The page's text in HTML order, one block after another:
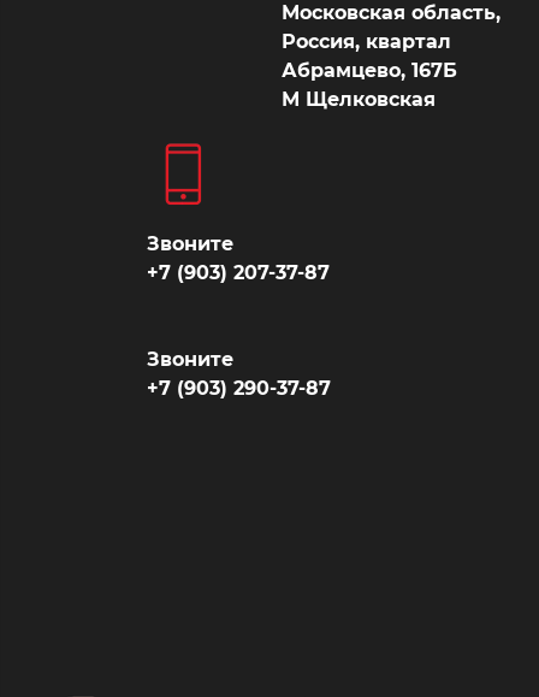
Московская область,
Россия, квартал
Абрамцево, 167Б
М Щелковская
Звоните
+7 (903) 207-37-87
Звоните
+7 (903) 290-37-87